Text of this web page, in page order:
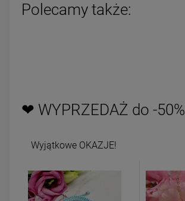
Polecamy także:
❤ WYPRZEDAŻ do -50%
Wyjątkowe OKAZJE!